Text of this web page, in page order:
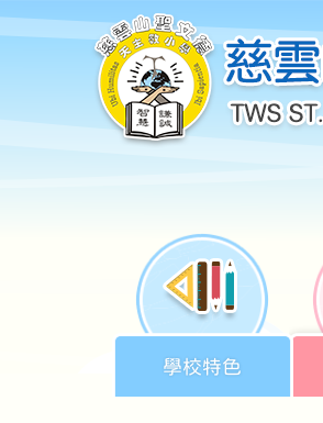
學校特色